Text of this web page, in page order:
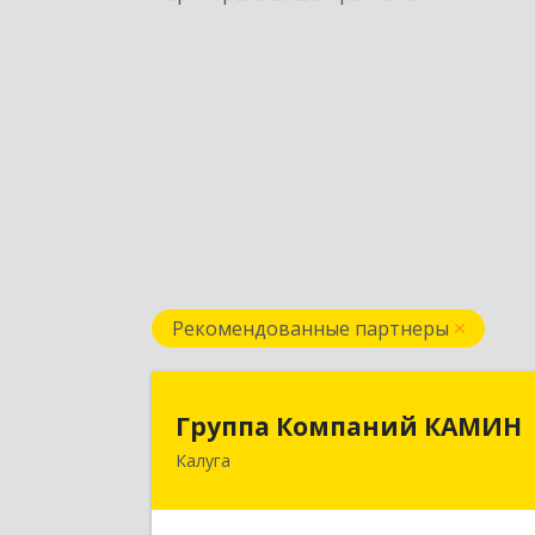
Рекомендованные партнеры
Группа Компаний КАМИН
Калуга
Группа Компаний КАМИН